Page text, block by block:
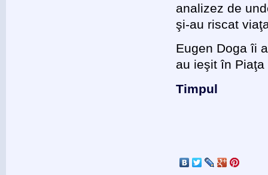
analizez de
şi-au riscat
Eugen Doga îi
au ieşit în
Timpul